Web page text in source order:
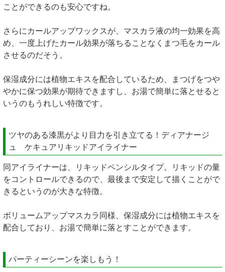
ことができるのも安心ですね。
さらにカールアップワックスが、マスカラ液の均一効果を高
め、一度上げたカール効果が落ちることなくまつ毛をカール
させるのだそう。
保湿成分には植物エキスを配合しているため、まつげをつや
やかに保つ効果が期待できますし、お湯で簡単に落とせると
いうのもうれしい特徴です。
ツヤのある漆黒がより目力を引き立てる！ディアナージ
ュ ケキュアリキッドアイライナー
同アイライナーは、リキッドペンシルタイプ。リキッドの量
をコントロールできるので、最後まで安定して描くことがで
きるというのが大きな特徴。
ボリュームアップマスカラ同様、保湿成分には植物エキスを
配合しており、お湯で簡単に落とすことができます。
パーティーシーンを楽しもう！